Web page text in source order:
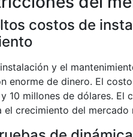
costos de
y el
enorme de dinero. El
10 millones de dólares. El
el crecimiento del mercado